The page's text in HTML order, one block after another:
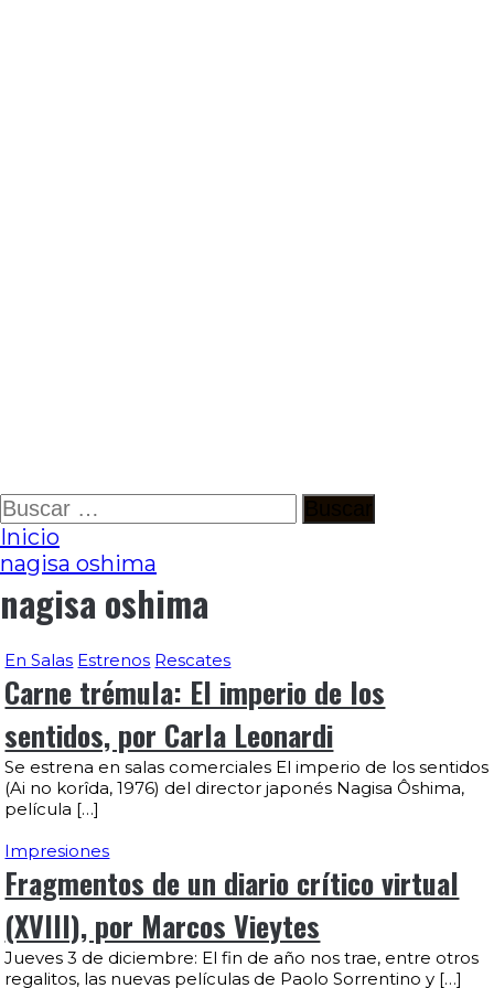
Ir
al
contenido
Buscar:
Inicio
nagisa oshima
nagisa oshima
En Salas Estrenos Rescates
Carne trémula: El imperio de los
sentidos, por Carla Leonardi
Se estrena en salas comerciales El imperio de los sentidos
(Ai no korîda, 1976) del director japonés Nagisa Ôshima,
película […]
Impresiones
Fragmentos de un diario crítico virtual
(XVIII), por Marcos Vieytes
Jueves 3 de diciembre: El fin de año nos trae, entre otros
regalitos, las nuevas películas de Paolo Sorrentino y […]